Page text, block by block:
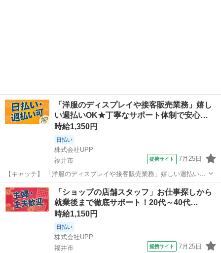
「洋服のディスプレイや接客販売業務」嬉し
い週払いOK★丁寧なサポート体制で安心…
時給1,350円
日払い
株式会社UPP
福井市
提携サイト 7月25日
【キャッチ】 「洋服のディスプレイや接客販売業務」嬉しい週払い
OK★丁寧なサポート体制で安心就業◎20代/30代/40代中心に活躍中◎
好環境でお仕事したい方にもおススメ◎ 【コメント】 未経験さん・ブ
ランクさん多数活躍中◎...
福井 福井市 その他
「ショップの店舗スタッフ」お仕事探しから
就業後まで徹底サポート！20代～40代…
時給1,150円
日払い
株式会社UPP
福井市
提携サイト 7月25日